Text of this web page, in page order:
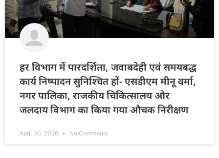
हर विभाग में पारदर्शिता, जवाबदेही एवं समयबद्ध
कार्य निष्पादन सुनिश्चित हों- एसडीएम मीनू वर्मा,
नगर पालिका, राजकीय चिकित्सालय और
जलदाय विभाग का किया गया औचक निरीक्षण
April 30, 2026 No Comments